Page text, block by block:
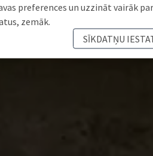
preferences un uzzināt vairāk
zemāk.
SĪKDATŅU